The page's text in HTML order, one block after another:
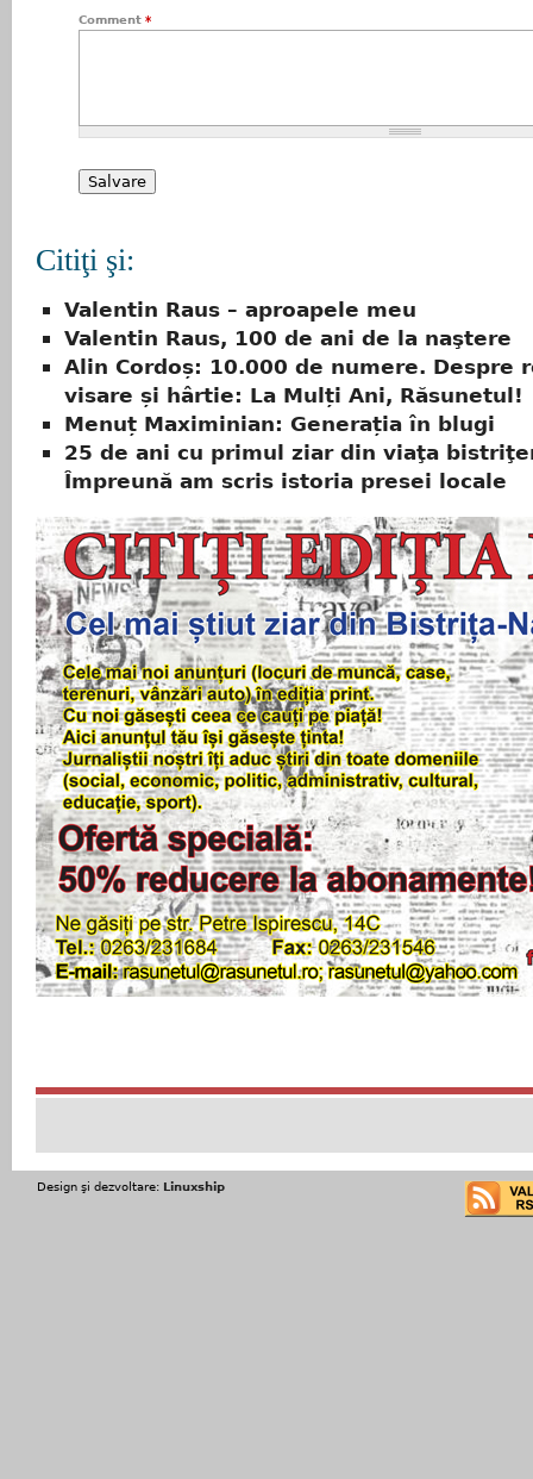
Comment *
Citiţi şi:
Valentin Raus – aproapele meu
Valentin Raus, 100 de ani de la naştere
Alin Cordoș: 10.000 de numere. Despre
visare și hârtie: La Mulți Ani, Răsunetul!
Menuț Maximinian: Generația în blugi
25 de ani cu primul ziar din viaţa
Împreună am scris istoria presei locale
Design şi dezvoltare: Linuxship